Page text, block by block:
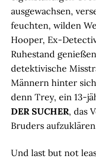
ausgewachsen,
feuchten, wilden
Hooper, Ex-
Ruhestand
detektivische
Männern hinter
denn Trey, ein 13-
DER SUCHER, das
Bruders
Und last but not